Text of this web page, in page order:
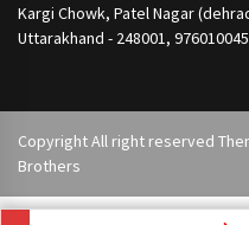
Kargi Chowk, Patel Nagar
Uttarakhand - 248001,
Copyright All right reserved
Brothers